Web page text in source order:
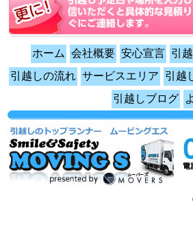
ホーム 会社概要 安心宣言 引
引越しの流れ サービスエリア 引越
引越しブログ